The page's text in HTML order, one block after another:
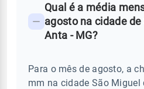
Perguntas
frequentes
chuva
Qual é a média
agosto na cidade
Anta - MG?
Para o mês de agosto, a
mm na cidade São Miguel